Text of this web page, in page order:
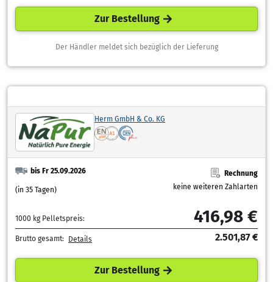
Zur Bestellung
Der Händler meldet sich bezüglich der Lieferung
Herm GmbH & Co. KG
bis Fr 25.09.2026
(in 35 Tagen)
Rechnung
keine weiteren Zahlarten
1000 kg Pelletspreis: 416,98 €
Brutto gesamt: Details 2.501,87 €
Zur Bestellung